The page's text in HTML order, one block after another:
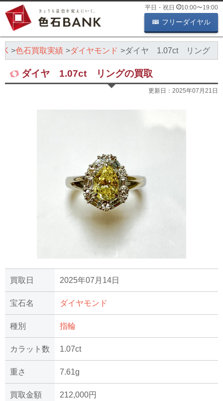
平日・祝日 10:00〜19:00
フリーダイヤル
色石買取実績 ダイヤモンド ダイヤ 1.07ct リング
ダイヤ 1.07ct リングの買取
更新日： 2025年07月21日
買取日 2025年07月14日
宝石名 ダイヤモンド
種別 指輪
カラット数 1.07ct
重さ 7.61g
買取金額 212,000円